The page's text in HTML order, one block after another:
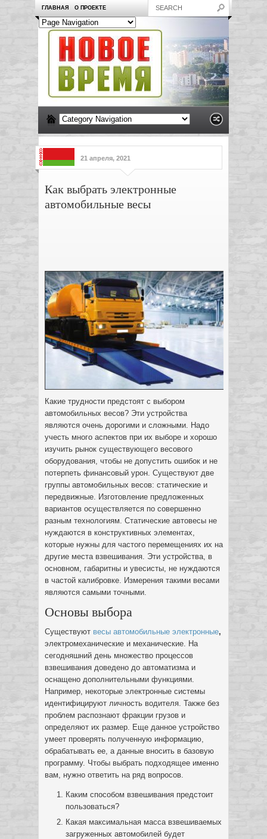
ГЛАВНАЯ О ПРОЕКТЕ
21 апреля, 2021
Как выбрать электронные
автомобильные весы
Какие трудности предстоят с выбором
автомобильных весов? Эти устройства
являются очень дорогими и сложными. Надо
учесть много аспектов при их выборе и хорошо
изучить рынок существующего весового
оборудования, чтобы не допустить ошибок и не
потерпеть финансовый урон. Существуют две
группы автомобильных весов: статические и
передвижные. Изготовление предложенных
вариантов осуществляется по совершенно
разным технологиям. Статические автовесы не
нуждаются в конструктивных элементах,
которые нужны для частого перемещениях их на
другие места взвешивания. Эти устройства, в
основном, габаритны и увесисты, не нуждаются
в частой калибровке. Измерения такими весами
являются самыми точными.
Основы выбора
Существуют весы автомобильные электронные,
электромеханические и механические. На
сегодняшний день множество процессов
взвешивания доведено до автоматизма и
оснащено дополнительными функциями.
Например, некоторые электронные системы
идентифицируют личность водителя. Также без
проблем распознают фракции грузов и
определяют их размер. Еще данное устройство
умеет проверять полученную информацию,
обрабатывать ее, а данные вносить в базовую
программу. Чтобы выбрать подходящее именно
вам, нужно ответить на ряд вопросов.
Каким способом взвешивания предстоит
пользоваться?
Какая максимальная масса взвешиваемых
загруженных автомобилей будет